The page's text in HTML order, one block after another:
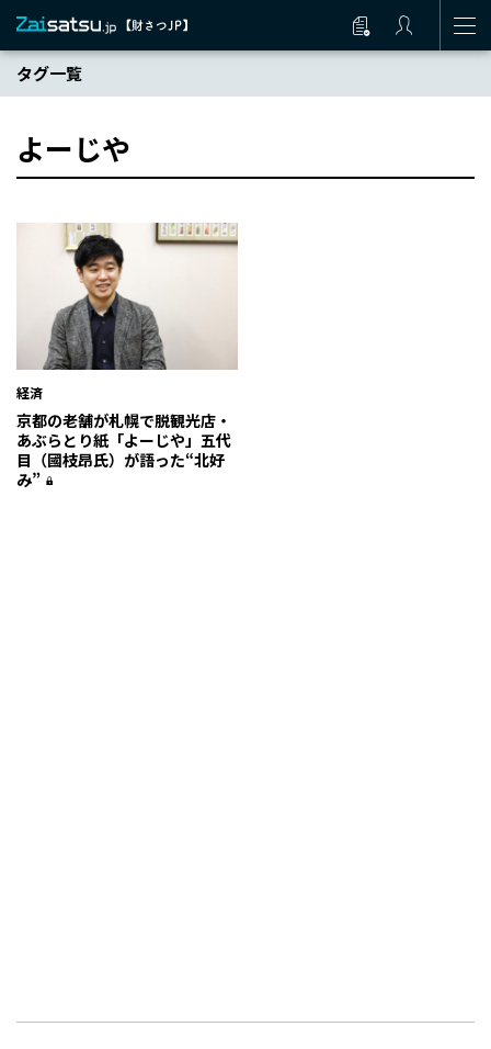
タグ一覧
よーじや
経済
京都の老舗が札幌で脱観光店・
あぶらとり紙「よーじや」五代
目（國枝昂氏）が語った“北好
み”